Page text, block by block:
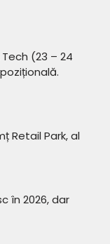
Tech (23 – 24
Retail Park, al
în 2026, dar